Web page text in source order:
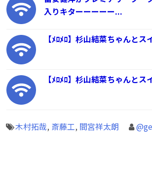
入りキターーーーー...
【ﾒﾛﾒﾛ】杉山結菜ちゃんと
【ﾒﾛﾒﾛ】杉山結菜ちゃんと
木村拓哉, 斎藤工, 間宮祥太朗